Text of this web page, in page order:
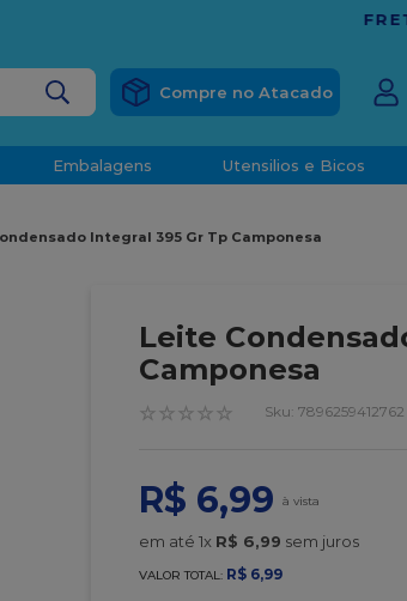
ACIMA DE R$ 1.000,00 PARA O ESPÍRITO
Embalagens Utensilios e Bicos
Integral 395 Gr Tp Camponesa
Leite
Camponesa
☆ ☆ ☆ ☆ ☆ : 7896259412762
R$ 6,99
em até 1x R$ 6,99 sem juros
VALOR TOTAL: R$ 6,99